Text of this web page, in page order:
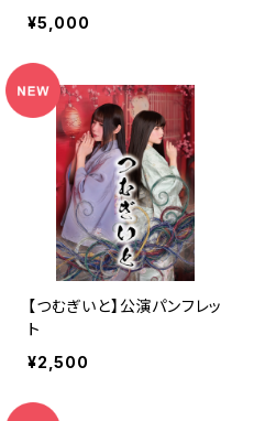
¥5,000
【つむぎいと】公演パンフレッ
ト
¥2,500